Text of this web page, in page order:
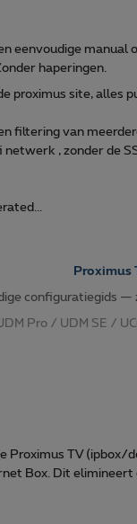
eenvoudige
haperingen.
proximus site, alles
filtering van
netwerk , zonder de
Proximus
configuratiegids —
Pro / UDM SE /
Proximus TV
Box. Dit